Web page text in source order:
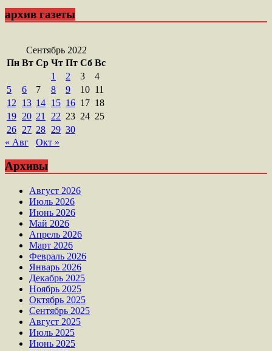
архив газеты
Сентябрь 2022
Пн Вт Ср Чт Пт Сб Вс
1
2 3
4
5
6 7 8 9 10 11
12
13 14 15 16 17 18
19 20 21 22 23 24 25
26 27 28 29 30
« Авг
Окт »
Архивы
Август 2026
Июль 2026
Июнь 2026
Май 2026
Апрель 2026
Март 2026
Февраль 2026
Январь 2026
Декабрь 2025
Ноябрь 2025
Октябрь 2025
Сентябрь 2025
Август 2025
Июль 2025
Июнь 2025